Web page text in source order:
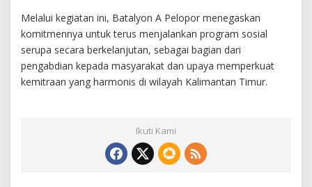
Melalui kegiatan ini, Batalyon A Pelopor menegaskan
komitmennya untuk terus menjalankan program sosial
serupa secara berkelanjutan, sebagai bagian dari
pengabdian kepada masyarakat dan upaya memperkuat
kemitraan yang harmonis di wilayah Kalimantan Timur.
Ikuti Kami